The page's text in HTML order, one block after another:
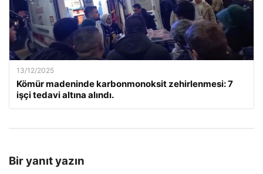
13/12/2025
Kömür madeninde karbonmonoksit zehirlenmesi: 7
işçi tedavi altına alındı.
Bir yanıt yazın